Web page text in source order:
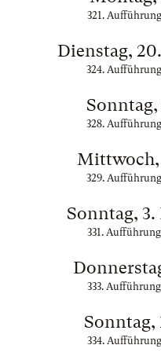
321.
Dienstag,
324.
328.
Mittwoch,
329.
Sonntag,
331.
333.
Sonntag,
334.